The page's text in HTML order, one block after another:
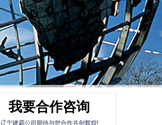
我要合作咨询
辽宁建霸公司期待与您合作共创辉煌!